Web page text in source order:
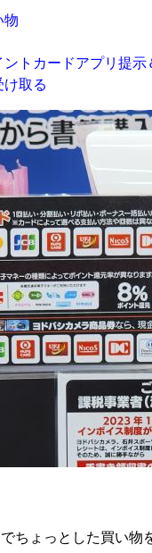
物
ントカードアプリ提
け取る
ちょっとした買い